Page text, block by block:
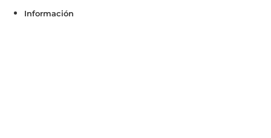
Información